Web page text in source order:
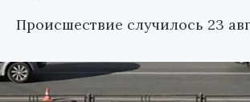
Происшествие случилось 23